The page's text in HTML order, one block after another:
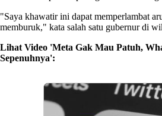
"Saya khawatir ini dapat memperlambat
memburuk," kata salah satu gubernur di
Lihat Video 'Meta Gak Mau Patuh,
Sepenuhnya':